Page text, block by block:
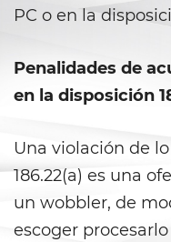
Juvenile
Division
Juvenile
Juvenile
PC o en la
Penalidades de
en la disposición
Una violación de
186.22(a) es una
un wobbler, de
escoger